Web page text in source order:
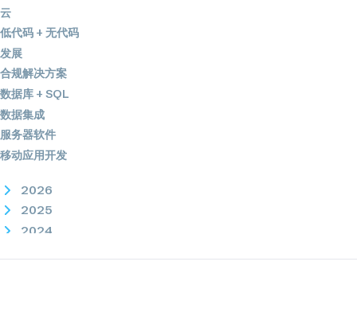
云
低代码 + 无代码
发展
合规解决方案
数据库 + SQL
数据集成
服务器软件
移动应用开发
2026
2025
2024